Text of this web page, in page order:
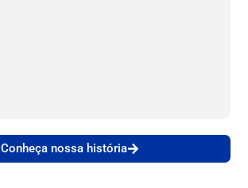
Conheça nossa história